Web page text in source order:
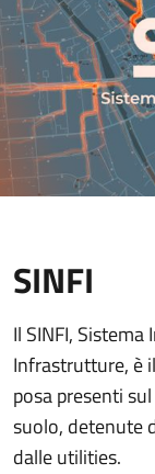
SINFI
Il SINFI,
Infrastrutture, è
posa presenti
suolo, detenute
dalle utilities.